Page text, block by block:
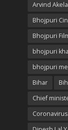
Arvind
Bhojpuri
Bhojpuri
bhojpuri
bhojpuri
Bihar
Chief
Coronavirus